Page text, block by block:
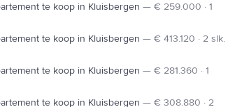
te koop in Kluisbergen — € 259.000 · 1
te koop in Kluisbergen — € 413.120 · 2 slk.
te koop in Kluisbergen — € 281.360 · 1
te koop in Kluisbergen — € 308.880 · 2